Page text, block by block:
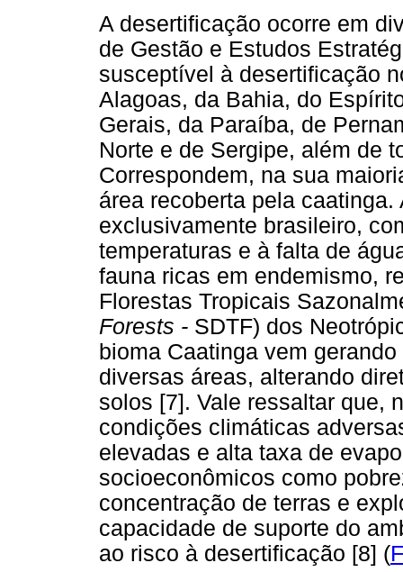
A desertificação ocorre em
de Gestão e Estudos
susceptível à desertificação
Alagoas, da Bahia, do
Gerais, da Paraíba, de
Norte e de Sergipe, além de
Correspondem, na sua
área recoberta pela
exclusivamente brasileiro,
temperaturas e à falta de
fauna ricas em endemismo,
Florestas Tropicais
Forests - SDTF) dos
bioma Caatinga vem
diversas áreas, alterando
solos [7]. Vale ressaltar que,
condições climáticas
elevadas e alta taxa de
socioeconômicos como
concentração de terras e
capacidade de suporte do
ao risco à desertificação [8] (